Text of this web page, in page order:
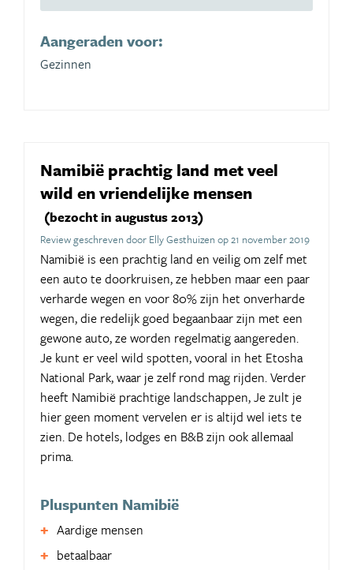
Aangeraden voor:
Gezinnen
Namibië prachtig land met veel
wild en vriendelijke mensen
(bezocht in augustus 2013)
Review geschreven door Elly Gesthuizen op 21 november 2019
Namibië is een prachtig land en veilig om zelf met
een auto te doorkruisen, ze hebben maar een paar
verharde wegen en voor 80% zijn het onverharde
wegen, die redelijk goed begaanbaar zijn met een
gewone auto, ze worden regelmatig aangereden.
Je kunt er veel wild spotten, vooral in het Etosha
National Park, waar je zelf rond mag rijden. Verder
heeft Namibië prachtige landschappen, Je zult je
hier geen moment vervelen er is altijd wel iets te
zien. De hotels, lodges en B&B zijn ook allemaal
prima.
Pluspunten Namibië
Aardige mensen
betaalbaar